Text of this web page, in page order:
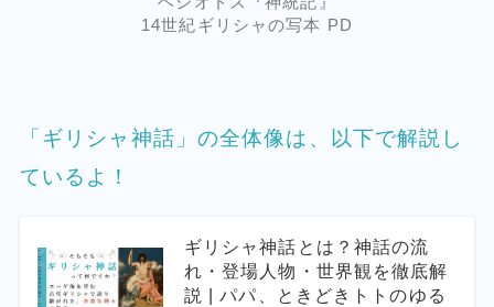
14世紀ギリシャの写本 PD
「ギリシャ神話」の全体像は、以下で解説し
ているよ！
ギリシャ神話とは？神話の流
れ・登場人物・世界観を徹底解
説 | パパ、ときどきトトのゆる